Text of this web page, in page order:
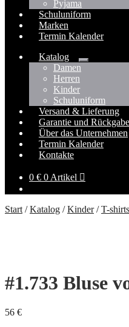
Pyjama
Schuluniform
Marken
Termin Kalender
Katalog
Untermenü
Damen
Herren
Kinder
Schuluniform
Versand & Lieferung
Garantie und Rückgabe
Über das Unternehmen
Termin Kalender
Kontakte
0 € 0 Artikel
Start/Katalog /Kinder/T-shirts
#1.733 Bluse
56 €